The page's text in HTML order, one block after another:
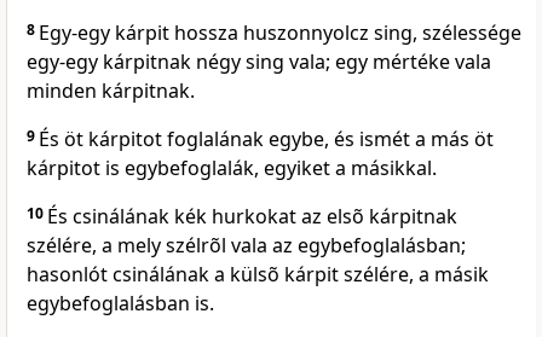
8 Egy-egy kárpit hossza huszonnyolcz sing, szélessége
egy-egy kárpitnak négy sing vala; egy mértéke vala
minden kárpitnak.
9 És öt kárpitot foglalának egybe, és ismét a más öt
kárpitot is egybefoglalák, egyiket a másikkal.
10 És csinálának kék hurkokat az elsõ kárpitnak
szélére, a mely szélrõl vala az egybefoglalásban;
hasonlót csinálának a külsõ kárpit szélére, a másik
egybefoglalásban is.